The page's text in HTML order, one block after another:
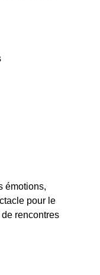
émotions,
pour le
rencontres